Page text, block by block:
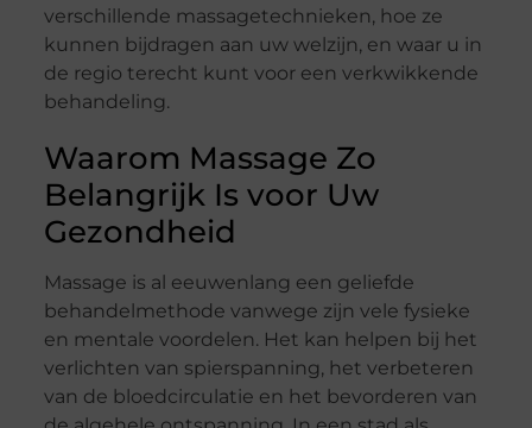
verschillende massagetechnieken, hoe ze
kunnen bijdragen aan uw welzijn, en waar u in
de regio terecht kunt voor een verkwikkende
behandeling.
Waarom Massage Zo
Belangrijk Is voor Uw
Gezondheid
Massage is al eeuwenlang een geliefde
behandelmethode vanwege zijn vele fysieke
en mentale voordelen. Het kan helpen bij het
verlichten van spierspanning, het verbeteren
van de bloedcirculatie en het bevorderen van